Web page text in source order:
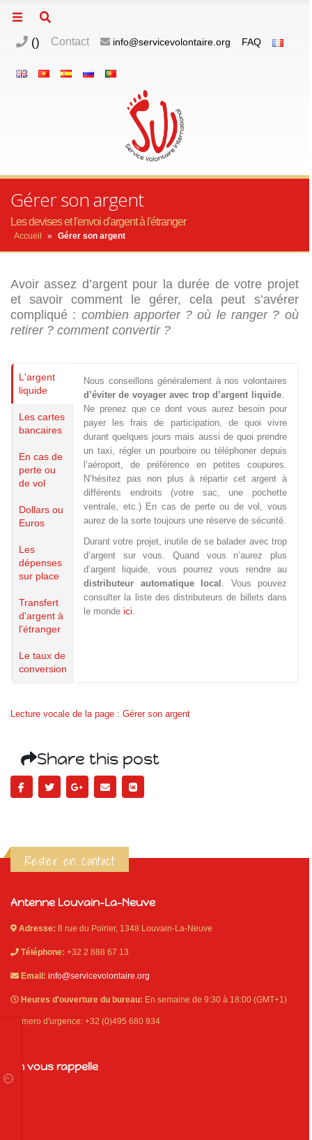
() Contact info@servicevolontaire.org FAQ
Gérer son argent
Les devises et l'envoi d'argent à l'étranger
Accueil » Gérer son argent
Avoir assez d’argent pour la durée de votre projet
et savoir comment le gérer, cela peut s’avérer
compliqué : combien apporter ? où le ranger ? où
retirer ? comment convertir ?
L'argent
liquide
Les cartes
bancaires
En cas de
perte ou
de vol
Dollars ou
Euros
Les
dépenses
sur place
Transfert
d'argent à
l'étranger
Le taux de
conversion
Nous conseillons généralement à nos volontaires
d’éviter de voyager avec trop d’argent liquide.
Ne prenez que ce dont vous aurez besoin pour
payer les frais de participation, de quoi vivre
durant quelques jours mais aussi de quoi prendre
un taxi, régler un pourboire ou téléphoner depuis
l’aéroport, de préférence en petites coupures.
N’hésitez pas non plus à répartir cet argent à
différents endroits (votre sac, une pochette
ventrale, etc.) En cas de perte ou de vol, vous
aurez de la sorte toujours une réserve de sécurité.
Durant votre projet, inutile de se balader avec trop
d’argent sur vous. Quand vous n’aurez plus
d’argent liquide, vous pourrez vous rendre au
distributeur automatique local . Vous pouvez
consulter la liste des distributeurs de billets dans
le monde ici.
Lecture vocale de la page : Gérer son argent
Share this post
Rester en contact
Antenne Louvain-La-Neuve
Adresse: 8 rue du Poirier, 1348 Louvain-La-Neuve
Téléphone: +32 2 888 67 13
Email: info@servicevolontaire.org
Heures d'ouverture du bureau: En semaine de 9:30 à 18:00 (GMT+1)
Numero d'urgence: +32 (0)495 680 934
On vous rappelle
Russie
Pérou
Chine
Espagne
Brésil
Mexique
Groupe
SVE